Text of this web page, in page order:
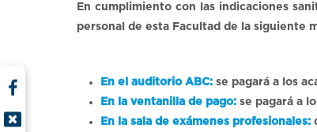
En cumplimiento con las indicaciones
personal de esta Facultad de la siguiente
En el auditorio ABC: se pagará a los
En la ventanilla de pago: se pagará a
En la sala de exámenes profesionales: